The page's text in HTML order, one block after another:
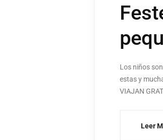
Los niños
estas y
VIAJAN
Leer